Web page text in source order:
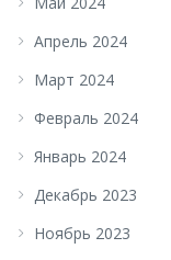
Апрель 2024
Март 2024
Февраль 2024
Январь 2024
Декабрь 2023
Ноябрь 2023